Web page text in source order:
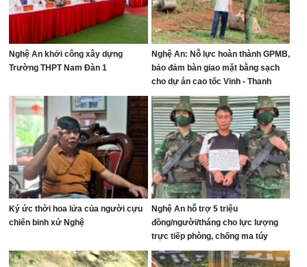
Nghệ An khởi công xây dựng
Trường THPT Nam Đàn 1
Nghệ An: Nỗ lực hoàn thành GPMB,
bảo đảm bàn giao mặt bằng sạch
cho dự án cao tốc Vinh - Thanh
Thủy
Ký ức thời hoa lửa của người cựu
chiến binh xứ Nghệ
Nghệ An hỗ trợ 5 triệu
đồng/người/tháng cho lực lượng
trực tiếp phòng, chống ma túy